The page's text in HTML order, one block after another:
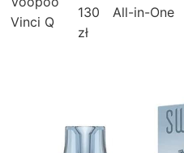
Vinci Q
130
zł
All-in-One